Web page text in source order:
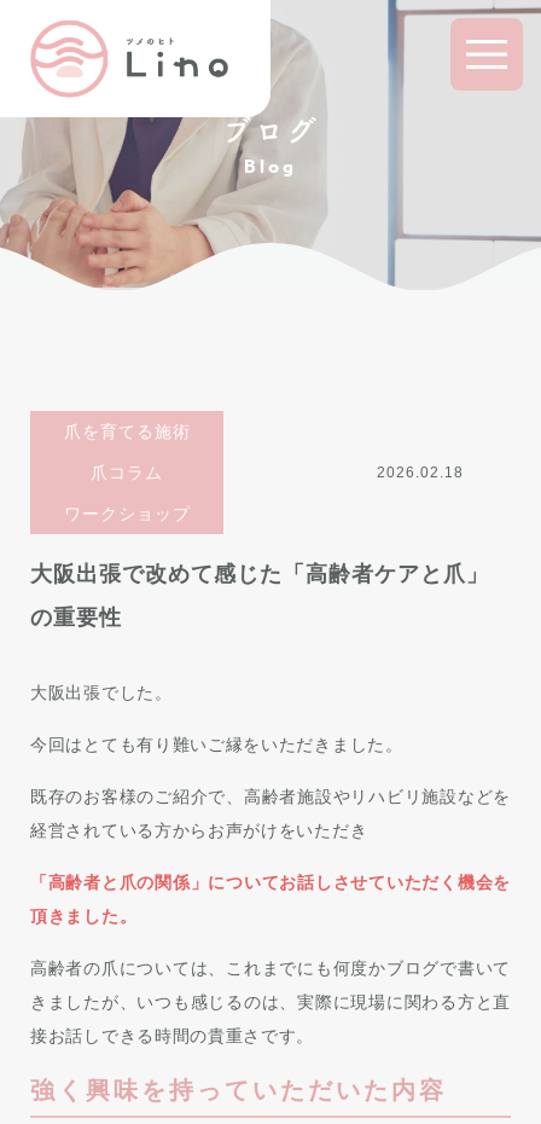
ブログ
Blog
爪を育てる施術
爪コラム
ワークショップ
2026.02.18
大阪出張で改めて感じた「高齢者ケアと爪」
の重要性
大阪出張でした。
今回はとても有り難いご縁をいただきました。
既存のお客様のご紹介で、高齢者施設やリハビリ施設などを
経営されている方からお声がけをいただき
「高齢者と爪の関係」についてお話しさせていただく機会を
頂きました。
高齢者の爪については、これまでにも何度かブログで書いて
きましたが、いつも感じるのは、実際に現場に関わる方と直
接お話しできる時間の貴重さです。
強く興味を持っていただいた内容